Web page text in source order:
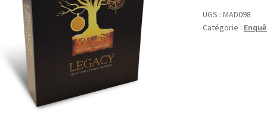
UGS : MAD098
Catégorie :